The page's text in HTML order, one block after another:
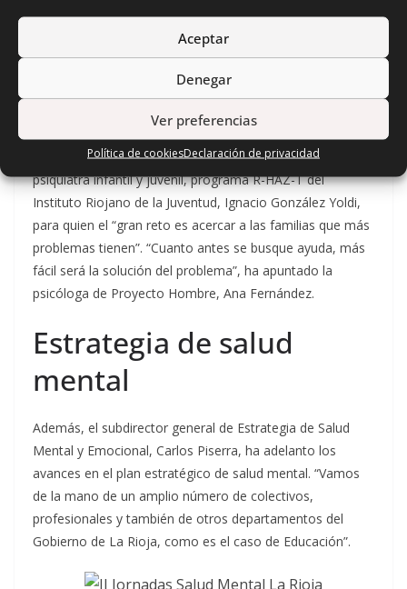
Aceptar
Denegar
Ver preferencias
Política de cookiesDeclaración de privacidad
II Jornadas Salud Mental La Rioja / Cadena SER
El vicepresidente del Colegio de Educadoras y Educadoras
Sociales de La Rioja, Juan Latasa, ha hecho hincapié en la
“importancia de enseñar a alertar” estos casos entre los
adolescentes. “La prevención es clave”, ha coincidido el
psiquiatra infantil y juvenil, programa R-HAZ-T del
Instituto Riojano de la Juventud, Ignacio González Yoldi,
para quien el “gran reto es acercar a las familias que más
problemas tienen”. “Cuanto antes se busque ayuda, más
fácil será la solución del problema”, ha apuntado la
psicóloga de Proyecto Hombre, Ana Fernández.
Estrategia de salud
mental
Además, el subdirector general de Estrategia de Salud
Mental y Emocional, Carlos Piserra, ha adelanto los
avances en el plan estratégico de salud mental. “Vamos
de la mano de un amplio número de colectivos,
profesionales y también de otros departamentos del
Gobierno de La Rioja, como es el caso de Educación”.